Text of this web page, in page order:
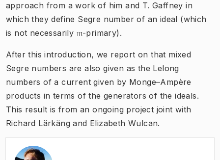
approach from a work of him and T. Gaffney in
which they define Segre number of an ideal (which
is not necessarily 𝔪-primary).
After this introduction, we report on that mixed
Segre numbers are also given as the Lelong
numbers of a current given by Monge–Ampère
products in terms of the generators of the ideals.
This result is from an ongoing project joint with
Richard Lärkäng and Elizabeth Wulcan.